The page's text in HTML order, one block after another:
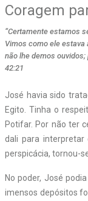
Coragem
“Certamente estamos
Vimos como ele estava
não lhe demos
42:21
José havia sido
Egito. Tinha o
Potifar. Por não ter
dali para interpretar
perspicácia, tornou-
No poder, José
imensos depósitos